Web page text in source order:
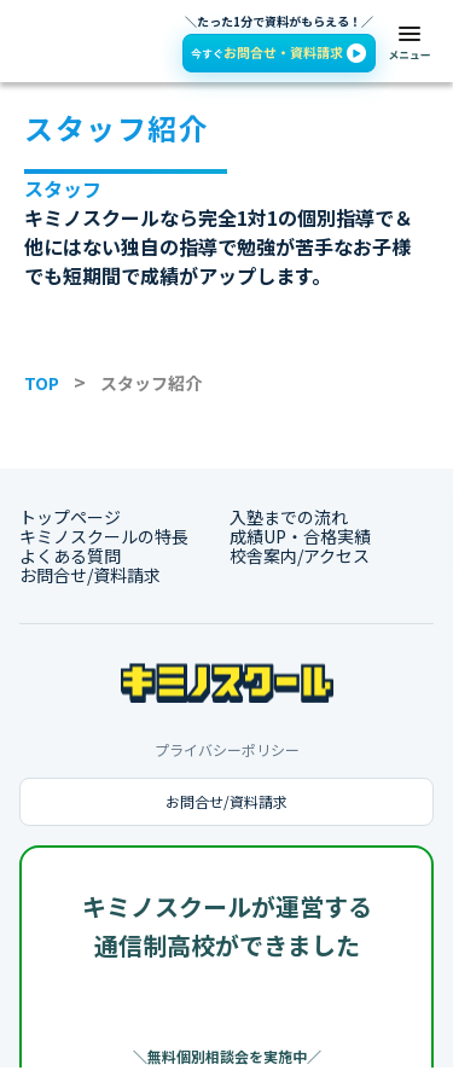
＼たった1分で資料がもらえる！／
スタッフ紹介
スタッフ
キミノスクールなら完全1対1の個別指導で＆
他にはない独自の指導で勉強が苦手なお子様
でも短期間で成績がアップします。
TOP スタッフ紹介
トップページ
入塾までの流れ
キミノスクールの特長
成績UP・合格実績
よくある質問
校舎案内/アクセス
お問合せ/資料請求
プライバシーポリシー
お問合せ/資料請求
キミノスクールが運営する
通信制高校ができました
＼無料個別相談会を実施中／